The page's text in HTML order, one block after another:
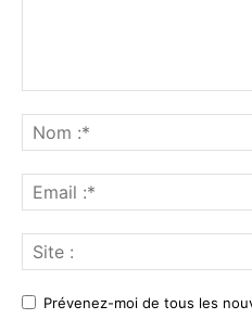
Prévenez-moi de tous les